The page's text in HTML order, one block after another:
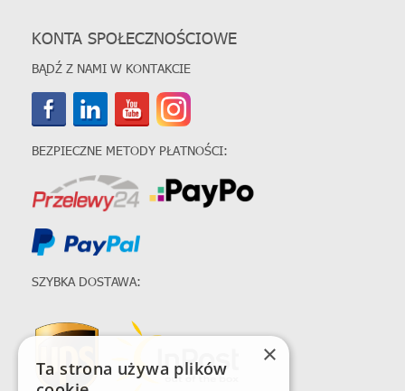
KONTA SPOŁECZNOŚCIOWE
BĄDŹ Z NAMI W KONTAKCIE
BEZPIECZNE METODY PŁATNOŚCI:
SZYBKA DOSTAWA:
×
Ta strona używa plików